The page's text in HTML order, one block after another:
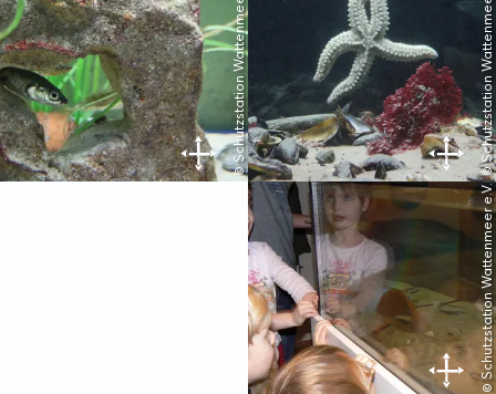
© Schutzstation Wattenmeer e.V.
© Schutzstation Wattenmeer e.V.
© Schutzstation Wattenmeer e.V.